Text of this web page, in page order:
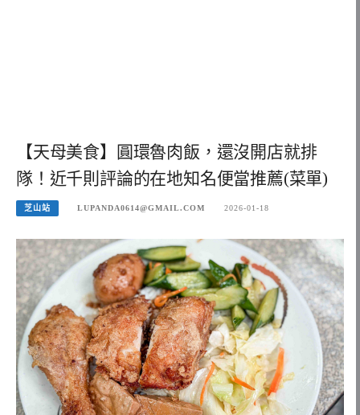
【天母美食】圓環魯肉飯，還沒開店就排
隊！近千則評論的在地知名便當推薦(菜單)
芝山站 LUPANDA0614@GMAIL.COM 2026-01-18